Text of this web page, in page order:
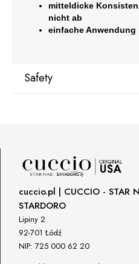
mitteldicke
nicht ab
einfache Anwendung
Safety
90-361 Łódź, Polska
uwagi@gnb-lab.com
Importer
P.H. NEXT Maciej
Słoneczna 10
91-491 Łódź, Polska
cuccio.pl | CUCCIO - STAR
STARDORO
Lipiny 2
92-701 Łódź
NIP: 725 000 62 20